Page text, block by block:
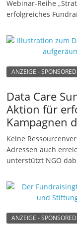
Webinar-Reihe
erfolgreiches
ANZEIGE -
Data Care
Aktion für
Kampagnen
Keine
Adressen auch
unterstützt NGO
ANZEIGE -